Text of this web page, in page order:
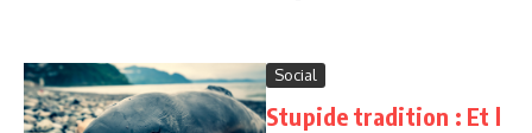
Social
Stupide tradition : Et l